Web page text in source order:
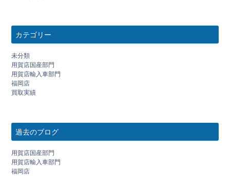
カテゴリー
未分類
用賀店国産部門
用賀店輸入車部門
福岡店
買取実績
過去のブログ
用賀店国産部門
用賀店輸入車部門
福岡店